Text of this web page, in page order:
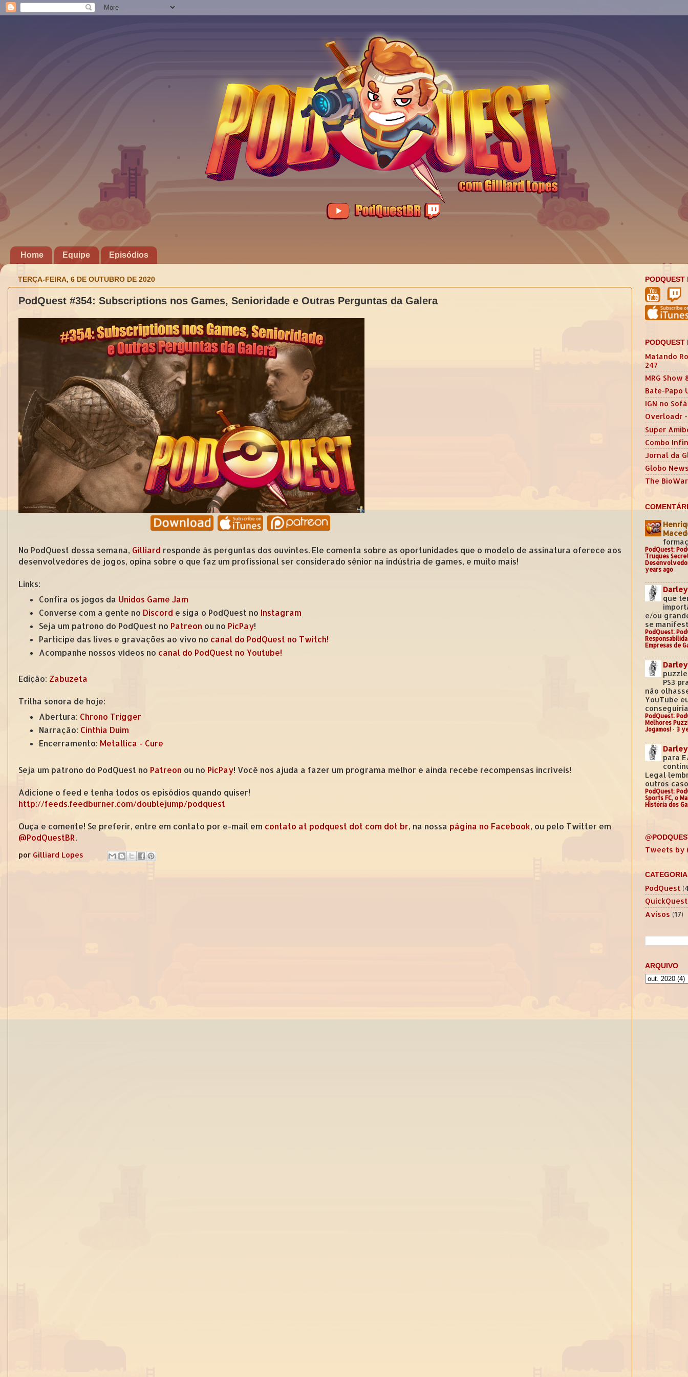
Home Equipe Episódios
TERÇA-FEIRA, 6 DE OUTUBRO DE 2020
PodQuest #354: Subscriptions nos Games, Senioridade e Outras Perguntas da Galera
No PodQuest dessa semana, Gilliard responde às perguntas dos ouvintes. Ele comenta sobre as oportunidades que o modelo de assinatura oferece aos
desenvolvedores de jogos, opina sobre o que faz um profissional ser considerado sênior na indústria de games, e muito mais!
Links:
Confira os jogos da Unidos Game Jam
Converse com a gente no Discord e siga o PodQuest no Instagram
Seja um patrono do PodQuest no Patreon ou no PicPay!
Participe das lives e gravações ao vivo no canal do PodQuest no Twitch!
Acompanhe nossos vídeos no canal do PodQuest no Youtube!
Edição: Zabuzeta
Trilha sonora de hoje:
Abertura: Chrono Trigger
Narração: Cinthia Duim
Encerramento: Metallica - Cure
Seja um patrono do PodQuest no Patreon ou no PicPay! Você nos ajuda a fazer um programa melhor e ainda recebe recompensas incríveis!
Adicione o feed e tenha todos os episódios quando quiser!
http://feeds.feedburner.com/doublejump/podquest
Ouça e comente! Se preferir, entre em contato por e-mail em contato at podquest dot com dot br, na nossa página no Facebook, ou pelo Twitter em
@PodQuestBR.
por Gilliard Lopes
PODQUEST
PODQUEST
Matando
247
MRG Show
Bate-Papo
IGN no Sofá
Overloadr
Super
Combo
Jornal da
Globo
The
PodQuest:
Truques
years ago
que
e/ou
se
PodQuest:
Empresas de
PS3
não
YouTube
PodQuest:
Melhores
Jogamos! · 3
para
Legal
outros
PodQuest:
Sports FC, o
História dos
Tweets by
PodQuest
QuickQuest
Avisos (17)
ARQUIVO